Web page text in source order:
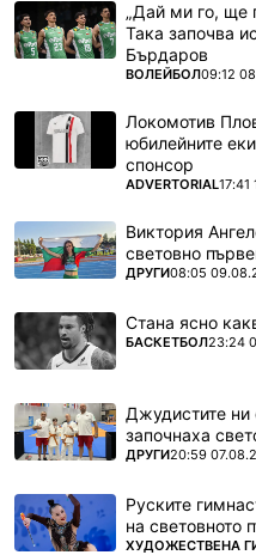
„Дай ми го, ще
Така започва
Бърдаров
ПОВЕЧЕ ОТ
ВОЛЕЙБОЛ09:12
Локомотив
юбилейните
спонсор
ПОВЕЧЕ ОТ
ADVERTORIAL17:41
Виктория
световно
ПОВЕЧЕ ОТ
ДРУГИ08:05
Стана ясно
ПОВЕЧЕ ОТ
БАСКЕТБОЛ23:24
Джудистите
започнаха
ПОВЕЧЕ ОТ
ДРУГИ20:59
Руските
на световното
ПОВЕЧЕ ОТ
ХУДОЖЕСТВЕНА